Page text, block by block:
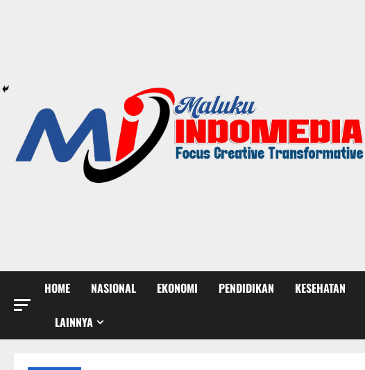
HOME NASIONAL EKONOMI PENDIDIKAN KESEHATAN
LAINNYA